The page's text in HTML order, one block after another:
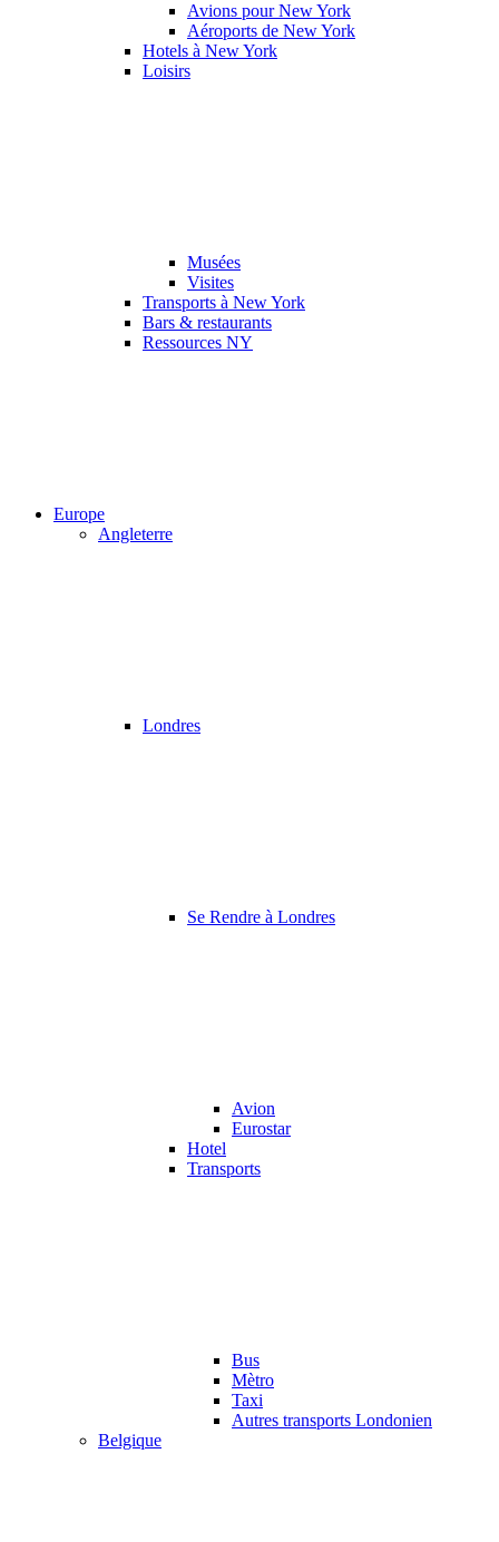
Avions pour New York
Aéroports de New York
Hotels à New York
Loisirs
Musées
Visites
Transports à New York
Bars & restaurants
Ressources NY
Europe
Angleterre
Londres
Se Rendre à Londres
Avion
Eurostar
Hotel
Transports
Bus
Mètro
Taxi
Autres transports Londonien
Belgique